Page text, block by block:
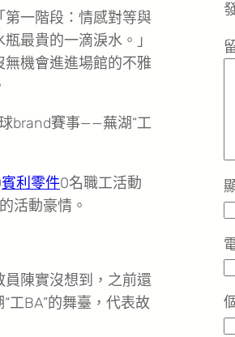
一階段：情感對等與
最貴的一滴淚水。」
機會進進場館的不雅
brand賽事——蕪湖“工
賓利零件0名職工活動
活動豪情。
員陳實沒想到，之前還
工BA”的舞臺，代表故